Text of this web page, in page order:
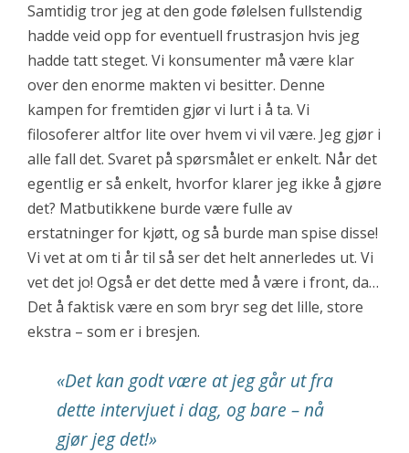
Samtidig tror jeg at den gode følelsen fullstendig
hadde veid opp for eventuell frustrasjon hvis jeg
hadde tatt steget. Vi konsumenter må være klar
over den enorme makten vi besitter. Denne
kampen for fremtiden gjør vi lurt i å ta. Vi
filosoferer altfor lite over hvem vi vil være. Jeg gjør i
alle fall det. Svaret på spørsmålet er enkelt. Når det
egentlig er så enkelt, hvorfor klarer jeg ikke å gjøre
det? Matbutikkene burde være fulle av
erstatninger for kjøtt, og så burde man spise disse!
Vi vet at om ti år til så ser det helt annerledes ut. Vi
vet det jo! Også er det dette med å være i front, da…
Det å faktisk være en som bryr seg det lille, store
ekstra – som er i bresjen.
«Det kan godt være at jeg går ut fra
dette intervjuet i dag, og bare – nå
gjør jeg det!»